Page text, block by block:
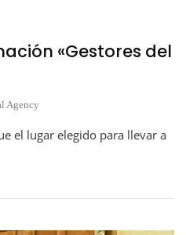
«Gestores del
Agency
el lugar elegido para llevar a